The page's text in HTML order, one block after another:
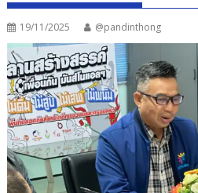
19/11/2025 @pandinthong